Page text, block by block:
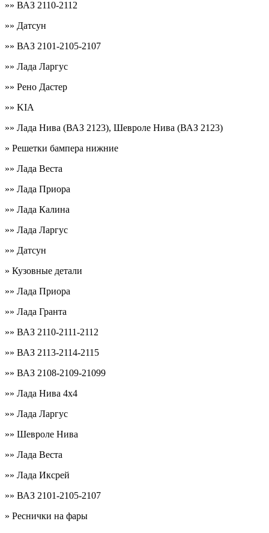
»» ВАЗ 2110-2112
»» Датсун
»» ВАЗ 2101-2105-2107
»» Лада Ларгус
»» Рено Дастер
»» KIA
»» Лада Нива (ВАЗ 2123), Шевроле Нива (ВАЗ 2123)
» Решетки бампера нижние
»» Лада Веста
»» Лада Приора
»» Лада Калина
»» Лада Ларгус
»» Датсун
» Кузовные детали
»» Лада Приора
»» Лада Гранта
»» ВАЗ 2110-2111-2112
»» ВАЗ 2113-2114-2115
»» ВАЗ 2108-2109-21099
»» Лада Нива 4х4
»» Лада Ларгус
»» Шевроле Нива
»» Лада Веста
»» Лада Иксрей
»» ВАЗ 2101-2105-2107
» Реснички на фары